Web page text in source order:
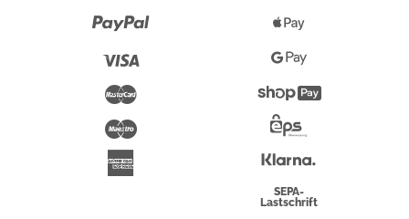
Maestro
Pay
Google
Pay
Überweisung
SEPA-
Lastschrift